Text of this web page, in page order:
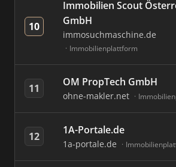
10
Immobilien Scout
GmbH
immosuchmaschine.de
Immobilienplattform
11 OM PropTech GmbH
ohne-makler.net
12 1A-Portale.de
1a-portale.de